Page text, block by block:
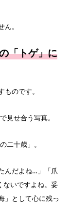
。
「トゲ」に
のです。
見せ合う写真。
二十歳」。
んだよね…」「爪
ないですよね。妥
」として心に残っ